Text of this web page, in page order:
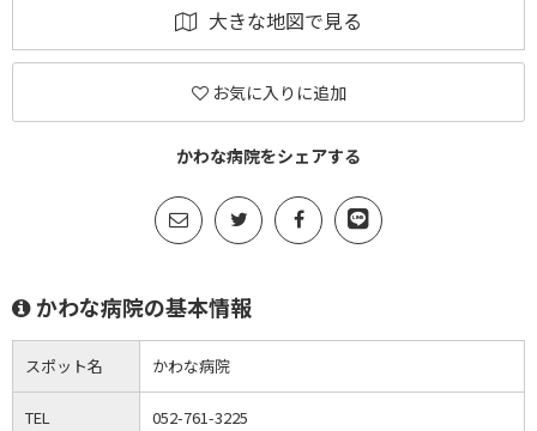
大きな地図で見る
お気に入りに追加
かわな病院をシェアする
かわな病院の基本情報
スポット名 かわな病院
TEL 052-761-3225